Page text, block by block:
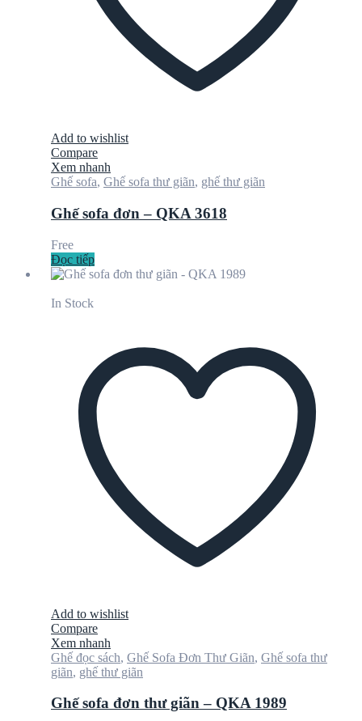
Add to wishlist
Compare
Xem nhanh
Ghế sofa, Ghế sofa thư giãn, ghế thư giãn
Ghế sofa đơn – QKA 3618
Free
Đọc tiếp
In Stock
Add to wishlist
Compare
Xem nhanh
Ghế đọc sách, Ghế Sofa Đơn Thư Giãn, Ghế sofa thư
giãn, ghế thư giãn
Ghế sofa đơn thư giãn – QKA 1989